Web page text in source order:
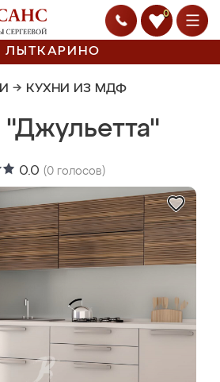
0
ЛЫТКАРИНО
→ КУХНИ ИЗ МДФ
"Джульетта"
0.0 (0 голосов)